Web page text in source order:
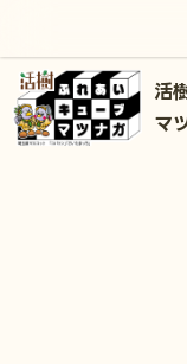
活
マ